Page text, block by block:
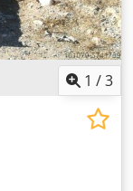
1 /3